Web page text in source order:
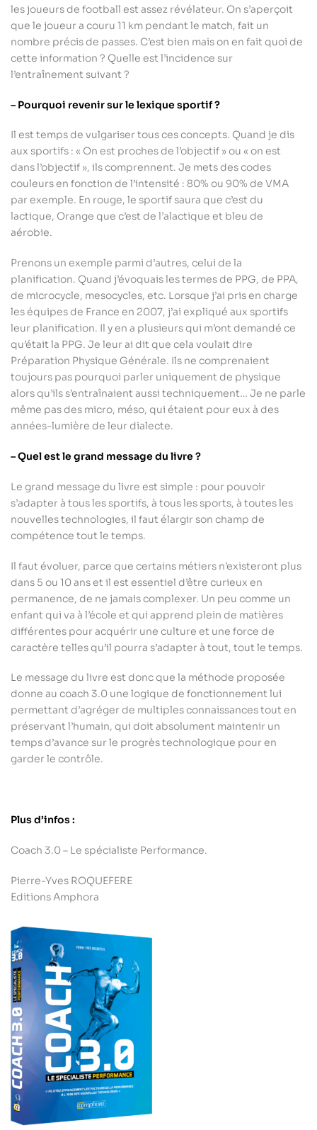
les joueurs de football est assez révélateur. On s’aperçoit
que le joueur a couru 11 km pendant le match, fait un
nombre précis de passes. C’est bien mais on en fait quoi de
cette information ? Quelle est l’incidence sur
l’entraînement suivant ?
– Pourquoi revenir sur le lexique sportif ?
Il est temps de vulgariser tous ces concepts. Quand je dis
aux sportifs : « On est proches de l’objectif » ou « on est
dans l’objectif », ils comprennent. Je mets des codes
couleurs en fonction de l’intensité : 80% ou 90% de VMA
par exemple. En rouge, le sportif saura que c’est du
lactique, Orange que c’est de l’alactique et bleu de
aérobie.
Prenons un exemple parmi d’autres, celui de la
planification. Quand j’évoquais les termes de PPG, de PPA,
de microcycle, mesocycles, etc. Lorsque j’ai pris en charge
les équipes de France en 2007, j’ai expliqué aux sportifs
leur planification. Il y en a plusieurs qui m’ont demandé ce
qu’était la PPG. Je leur ai dit que cela voulait dire
Préparation Physique Générale. Ils ne comprenaient
toujours pas pourquoi parler uniquement de physique
alors qu’ils s’entraînaient aussi techniquement… Je ne parle
même pas des micro, méso, qui étaient pour eux à des
années-lumière de leur dialecte.
– Quel est le grand message du livre ?
Le grand message du livre est simple : pour pouvoir
s’adapter à tous les sportifs, à tous les sports, à toutes les
nouvelles technologies, il faut élargir son champ de
compétence tout le temps.
Il faut évoluer, parce que certains métiers n’existeront plus
dans 5 ou 10 ans et il est essentiel d’être curieux en
permanence, de ne jamais complexer. Un peu comme un
enfant qui va à l’école et qui apprend plein de matières
différentes pour acquérir une culture et une force de
caractère telles qu’il pourra s’adapter à tout, tout le temps.
Le message du livre est donc que la méthode proposée
donne au coach 3.0 une logique de fonctionnement lui
permettant d’agréger de multiples connaissances tout en
préservant l’humain, qui doit absolument maintenir un
temps d’avance sur le progrès technologique pour en
garder le contrôle.
Plus d’infos :
Coach 3.0 – Le spécialiste Performance.
Pierre-Yves ROQUEFERE
Editions Amphora